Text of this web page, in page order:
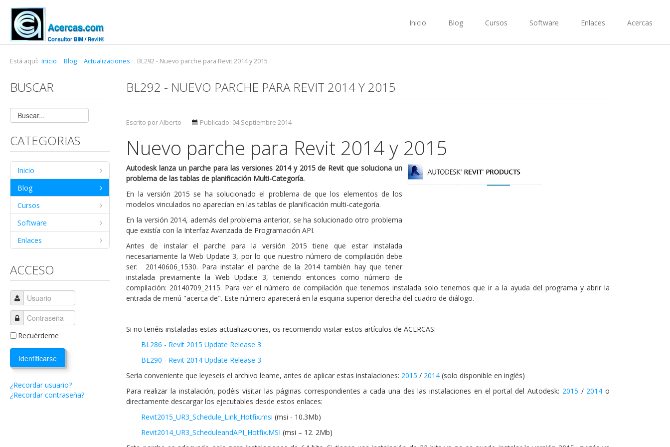
Inicio Blog Cursos Software Enlaces Acercas
Está aquí: Inicio Blog Actualizaciones BL292 - Nuevo parche para Revit 2014 y 2015
BUSCAR
CATEGORIAS
Inicio
Blog
Cursos
Software
Enlaces
ACCESO
Recuérdeme
Identificarse
¿Recordar usuario?
¿Recordar contraseña?
BL292 - NUEVO PARCHE PARA REVIT 2014 Y 2015
Escrito por Alberto Publicado: 04 Septiembre 2014
Nuevo parche para Revit 2014 y 2015
Autodesk lanza un parche para las versiones 2014 y 2015 de Revit que soluciona un
problema de las tablas de planificación Multi-Categoría.
En la versión 2015 se ha solucionado el problema de que los elementos de los
modelos vinculados no aparecían en las tablas de planificación multi-categoría.
En la versión 2014, además del problema anterior, se ha solucionado otro problema
que existía con la Interfaz Avanzada de Programación API.
Antes de instalar el parche para la versión 2015 tiene que estar instalada
necesariamente la Web Update 3, por lo que nuestro número de compilación debe
ser: 20140606_1530. Para instalar el parche de la 2014 también hay que tener
instalada previamente la Web Update 3, teniendo entonces como número de
compilación: 20140709_2115. Para ver el número de compilación que tenemos instalada solo tenemos que ir a la ayuda del programa y abrir la
entrada de menú "acerca de". Este número aparecerá en la esquina superior derecha del cuadro de diálogo.
Si no tenéis instaladas estas actualizaciones, os recomiendo visitar estos artículos de ACERCAS:
BL286 - Revit 2015 Update Release 3
BL290 - Revit 2014 Update Release 3
Sería conveniente que leyeseis el archivo leame, antes de aplicar estas instalaciones: 2015 / 2014 (solo disponible en inglés)
Para realizar la instalación, podéis visitar las páginas correspondientes a cada una des las instalaciones en el portal del Autodesk: 2015 / 2014 o
directamente descargar los ejecutables desde estos enlaces:
Revit2015_UR3_Schedule_Link_Hotfix.msi (msi - 10.3Mb)
Revit2014_UR3_ScheduleandAPI_Hotfix.MSI (msi – 12. 2Mb)